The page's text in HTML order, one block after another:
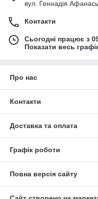
вул. Геннадія
Контакти
Сьогодні працює з
Показати весь
Про нас
Контакти
Доставка та оплата
Графік роботи
Повна версія сайту